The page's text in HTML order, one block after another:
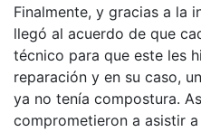
Finalmente, y gracias a la
llegó al acuerdo de que
técnico para que este les
reparación y en su caso,
ya no tenía compostura.
comprometieron a asistir